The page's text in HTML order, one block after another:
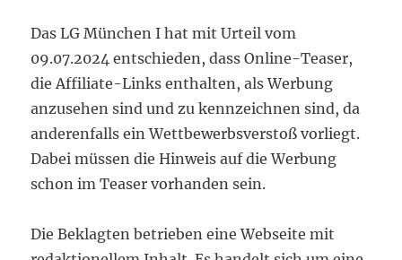
Das LG München I hat mit Urteil vom
09.07.2024 entschieden, dass Online-Teaser,
die Affiliate-Links enthalten, als Werbung
anzusehen sind und zu kennzeichnen sind, da
anderenfalls ein Wettbewerbsverstoß vorliegt.
Dabei müssen die Hinweis auf die Werbung
schon im Teaser vorhanden sein.
Die Beklagten betrieben eine Webseite mit